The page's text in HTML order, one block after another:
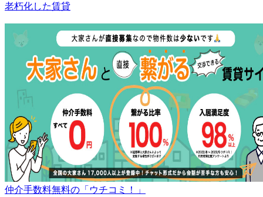
老朽化した賃貸
仲介手数料無料の「ウチコミ！」